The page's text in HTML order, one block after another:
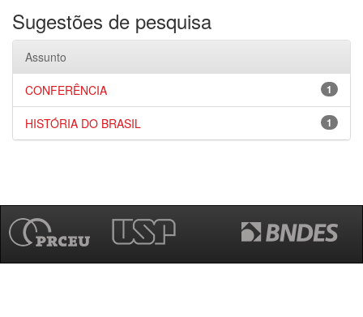
Sugestões de pesquisa
Assunto
1
CONFERÊNCIA
1
HISTÓRIA DO BRASIL